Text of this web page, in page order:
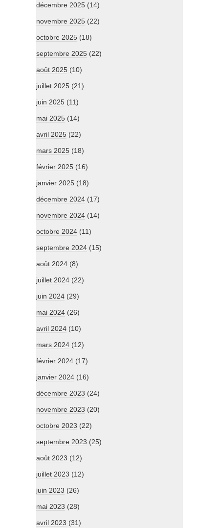
décembre 2025 (14)
novembre 2025 (22)
octobre 2025 (18)
septembre 2025 (22)
août 2025 (10)
juillet 2025 (21)
juin 2025 (11)
mai 2025 (14)
avril 2025 (22)
mars 2025 (18)
février 2025 (16)
janvier 2025 (18)
décembre 2024 (17)
novembre 2024 (14)
octobre 2024 (11)
septembre 2024 (15)
août 2024 (8)
juillet 2024 (22)
juin 2024 (29)
mai 2024 (26)
avril 2024 (10)
mars 2024 (12)
février 2024 (17)
janvier 2024 (16)
décembre 2023 (24)
novembre 2023 (20)
octobre 2023 (22)
septembre 2023 (25)
août 2023 (12)
juillet 2023 (12)
juin 2023 (26)
mai 2023 (28)
avril 2023 (31)